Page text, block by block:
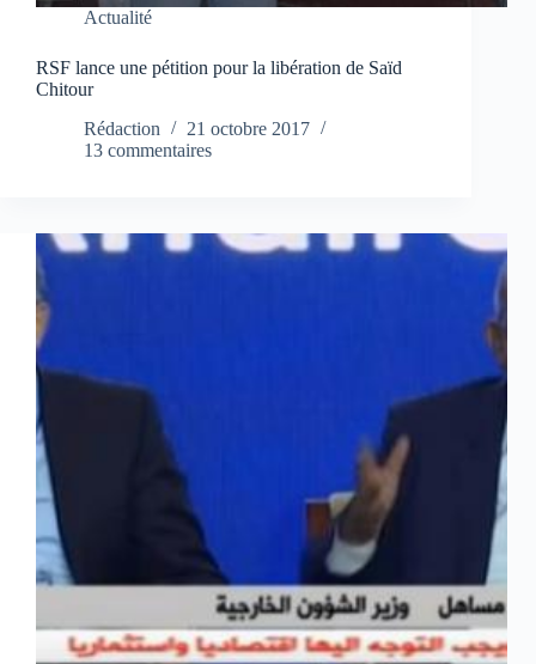
Actualité
RSF lance une pétition pour la libération de Saïd
Chitour
Rédaction
21 octobre 2017
13 commentaires